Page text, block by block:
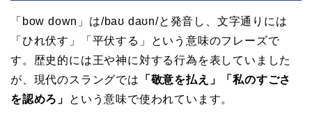
「bow down」は/baʊ daʊn/と発音し、文字通りには
「ひれ伏す」「平伏する」という意味のフレーズで
す。歴史的には王や神に対する行為を表していました
が、現代のスラングでは
「敬意を払え」「私のすごさ
を認めろ」
という意味で使われています。